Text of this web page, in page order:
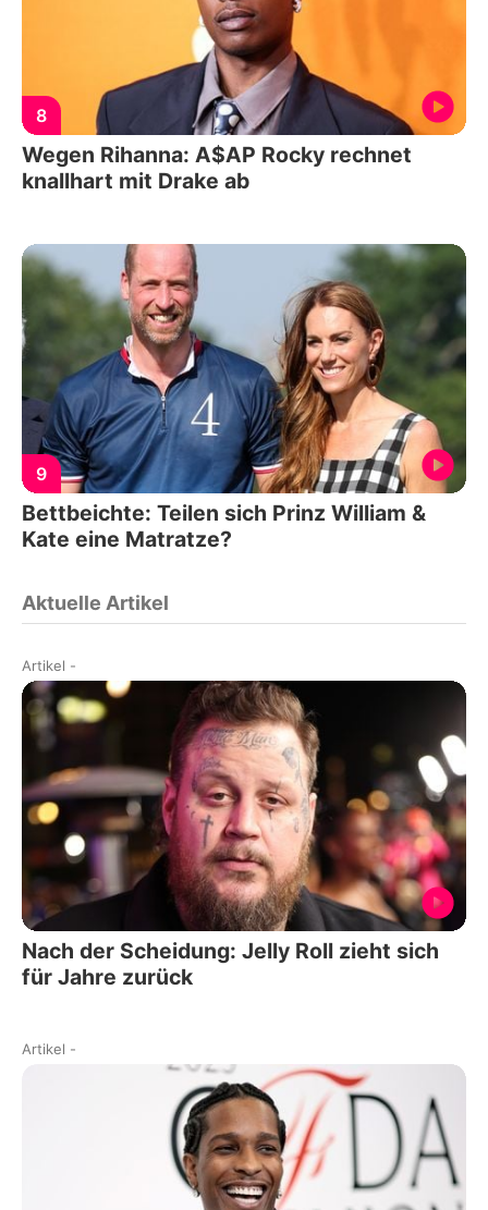
8
Wegen Rihanna: A$AP Rocky rechnet
knallhart mit Drake ab
9
Bettbeichte: Teilen sich Prinz William &
Kate eine Matratze?
Aktuelle Artikel
Artikel -
Nach der Scheidung: Jelly Roll zieht sich
für Jahre zurück
Artikel -